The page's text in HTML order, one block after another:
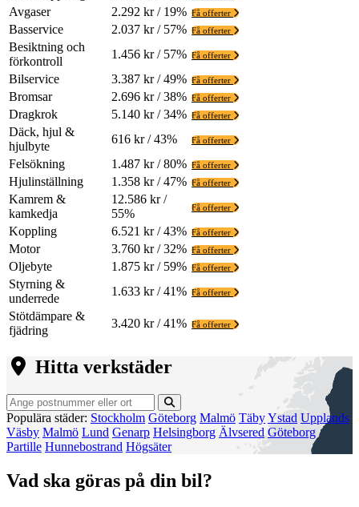
Avgaser 2.292 kr / 19% Få offerter
Basservice 2.037 kr / 57% Få offerter
Besiktning och
förkontroll
1.456 kr / 57% Få offerter
Bilservice 3.387 kr / 49% Få offerter
Bromsar 2.696 kr / 38% Få offerter
Dragkrok 5.140 kr / 34% Få offerter
Däck, hjul &
hjulbyte
616 kr / 43% Få offerter
Felsökning 1.487 kr / 80% Få offerter
Hjulinställning 1.358 kr / 47% Få offerter
Kamrem &
kamkedja
12.586 kr /
55%
Få offerter
Koppling 6.521 kr / 43% Få offerter
Motor 3.760 kr / 32% Få offerter
Oljebyte 1.875 kr / 59% Få offerter
Styrning &
underrede
1.633 kr / 41% Få offerter
Stötdämpare &
fjädring
3.420 kr / 41% Få offerter
Hitta verkstäder
Populära städer: Stockholm Göteborg Malmö TäbyYstad Upplands
Väsby Malmö Lund Genarp Helsingborg Älvsered Göteborg
Partille Hunnebostrand Högsäter
Vad ska göras på din bil?